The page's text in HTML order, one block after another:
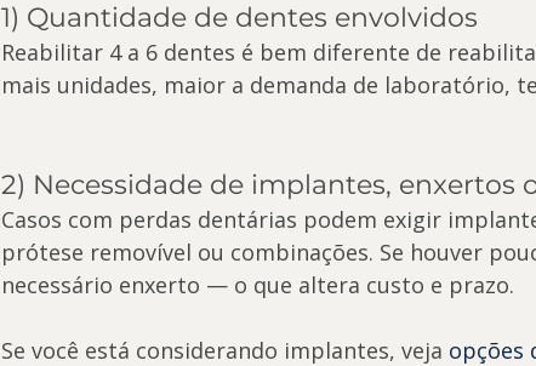
1) Quantidade de dentes envolvidos
Reabilitar 4 a 6 dentes é bem diferente de
mais unidades, maior a demanda de laboratório,
2) Necessidade de implantes, enxertos
Casos com perdas dentárias podem exigir
prótese removível ou combinações. Se houver
necessário enxerto — o que altera custo e prazo.
Se você está considerando implantes, veja opções